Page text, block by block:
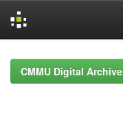
navigationCMMU Digital Archive